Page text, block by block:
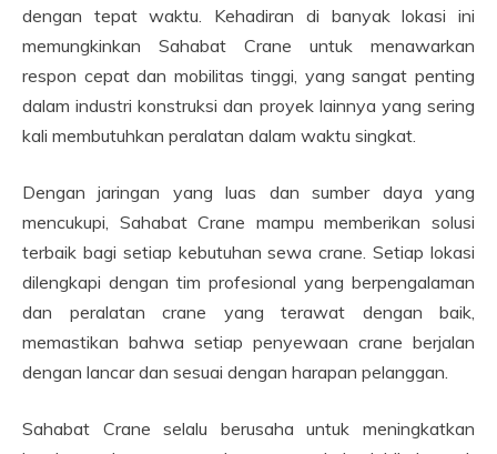
dengan tepat waktu. Kehadiran di banyak lokasi ini
memungkinkan Sahabat Crane untuk menawarkan
respon cepat dan mobilitas tinggi, yang sangat penting
dalam industri konstruksi dan proyek lainnya yang sering
kali membutuhkan peralatan dalam waktu singkat.
Dengan jaringan yang luas dan sumber daya yang
mencukupi, Sahabat Crane mampu memberikan solusi
terbaik bagi setiap kebutuhan sewa crane. Setiap lokasi
dilengkapi dengan tim profesional yang berpengalaman
dan peralatan crane yang terawat dengan baik,
memastikan bahwa setiap penyewaan crane berjalan
dengan lancar dan sesuai dengan harapan pelanggan.
Sahabat Crane selalu berusaha untuk meningkatkan